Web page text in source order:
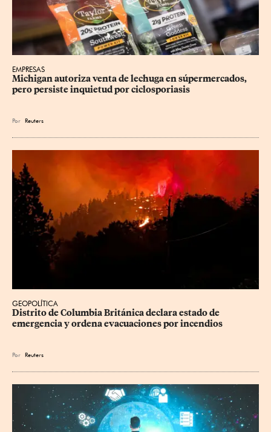
EMPRESAS
Michigan autoriza venta de lechuga en súpermercados,
pero persiste inquietud por ciclosporiasis
Por Reuters
GEOPOLÍTICA
Distrito de Columbia Británica declara estado de
emergencia y ordena evacuaciones por incendios
Por Reuters